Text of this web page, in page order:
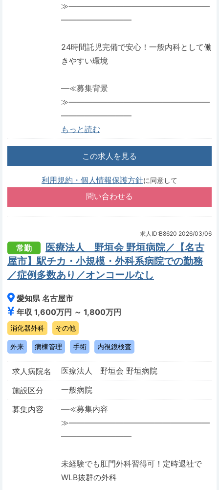
≫――――――――――――――――――
―――――――――
24時間託児完備で安心！一般内科として働
きやすい環境
―≪募集背景
≫――――――――――――――――――
―――――――――
もっと読む
この求人を見る
利用規約・個人情報保護方針に同意して
求人ID:B8620 2026/03/06
常勤
医療法人 野垣会 野垣病院／【名古
屋市】駅チカ・小規模・外科系病院での勤務
／症例多数あり／オンコールなし
愛知県 名古屋市
年収 1,600万円 ～ 1,800万円
消化器外科 その他
外来 病棟管理 手術 内視鏡検査
求人病院名
医療法人 野垣会 野垣病院
施設区分
一般病院
募集内容
―≪募集内容
≫――――――――――――――――――
―――――――――
未経験でも肛門外科習得可！定時退社で
WLB抜群の外科